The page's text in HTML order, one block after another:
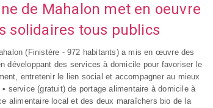
de Mahalon met en oeuvre
solidaires tous publics
(Finistère - 972 habitants) a mis en œuvre des
développant des services à domicile pour favoriser le
entretenir le lien social et accompagner au mieux
service (gratuit) de portage alimentaire à domicile à
alimentaire local et des deux maraîchers bio de la